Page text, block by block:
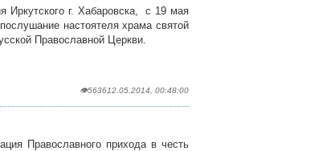
Иркутского г. Хабаровска, с 19 мая
настоятеля храма святой
Православной Церкви.
👁563612.05.2014, 00:48:00
Православного прихода в честь